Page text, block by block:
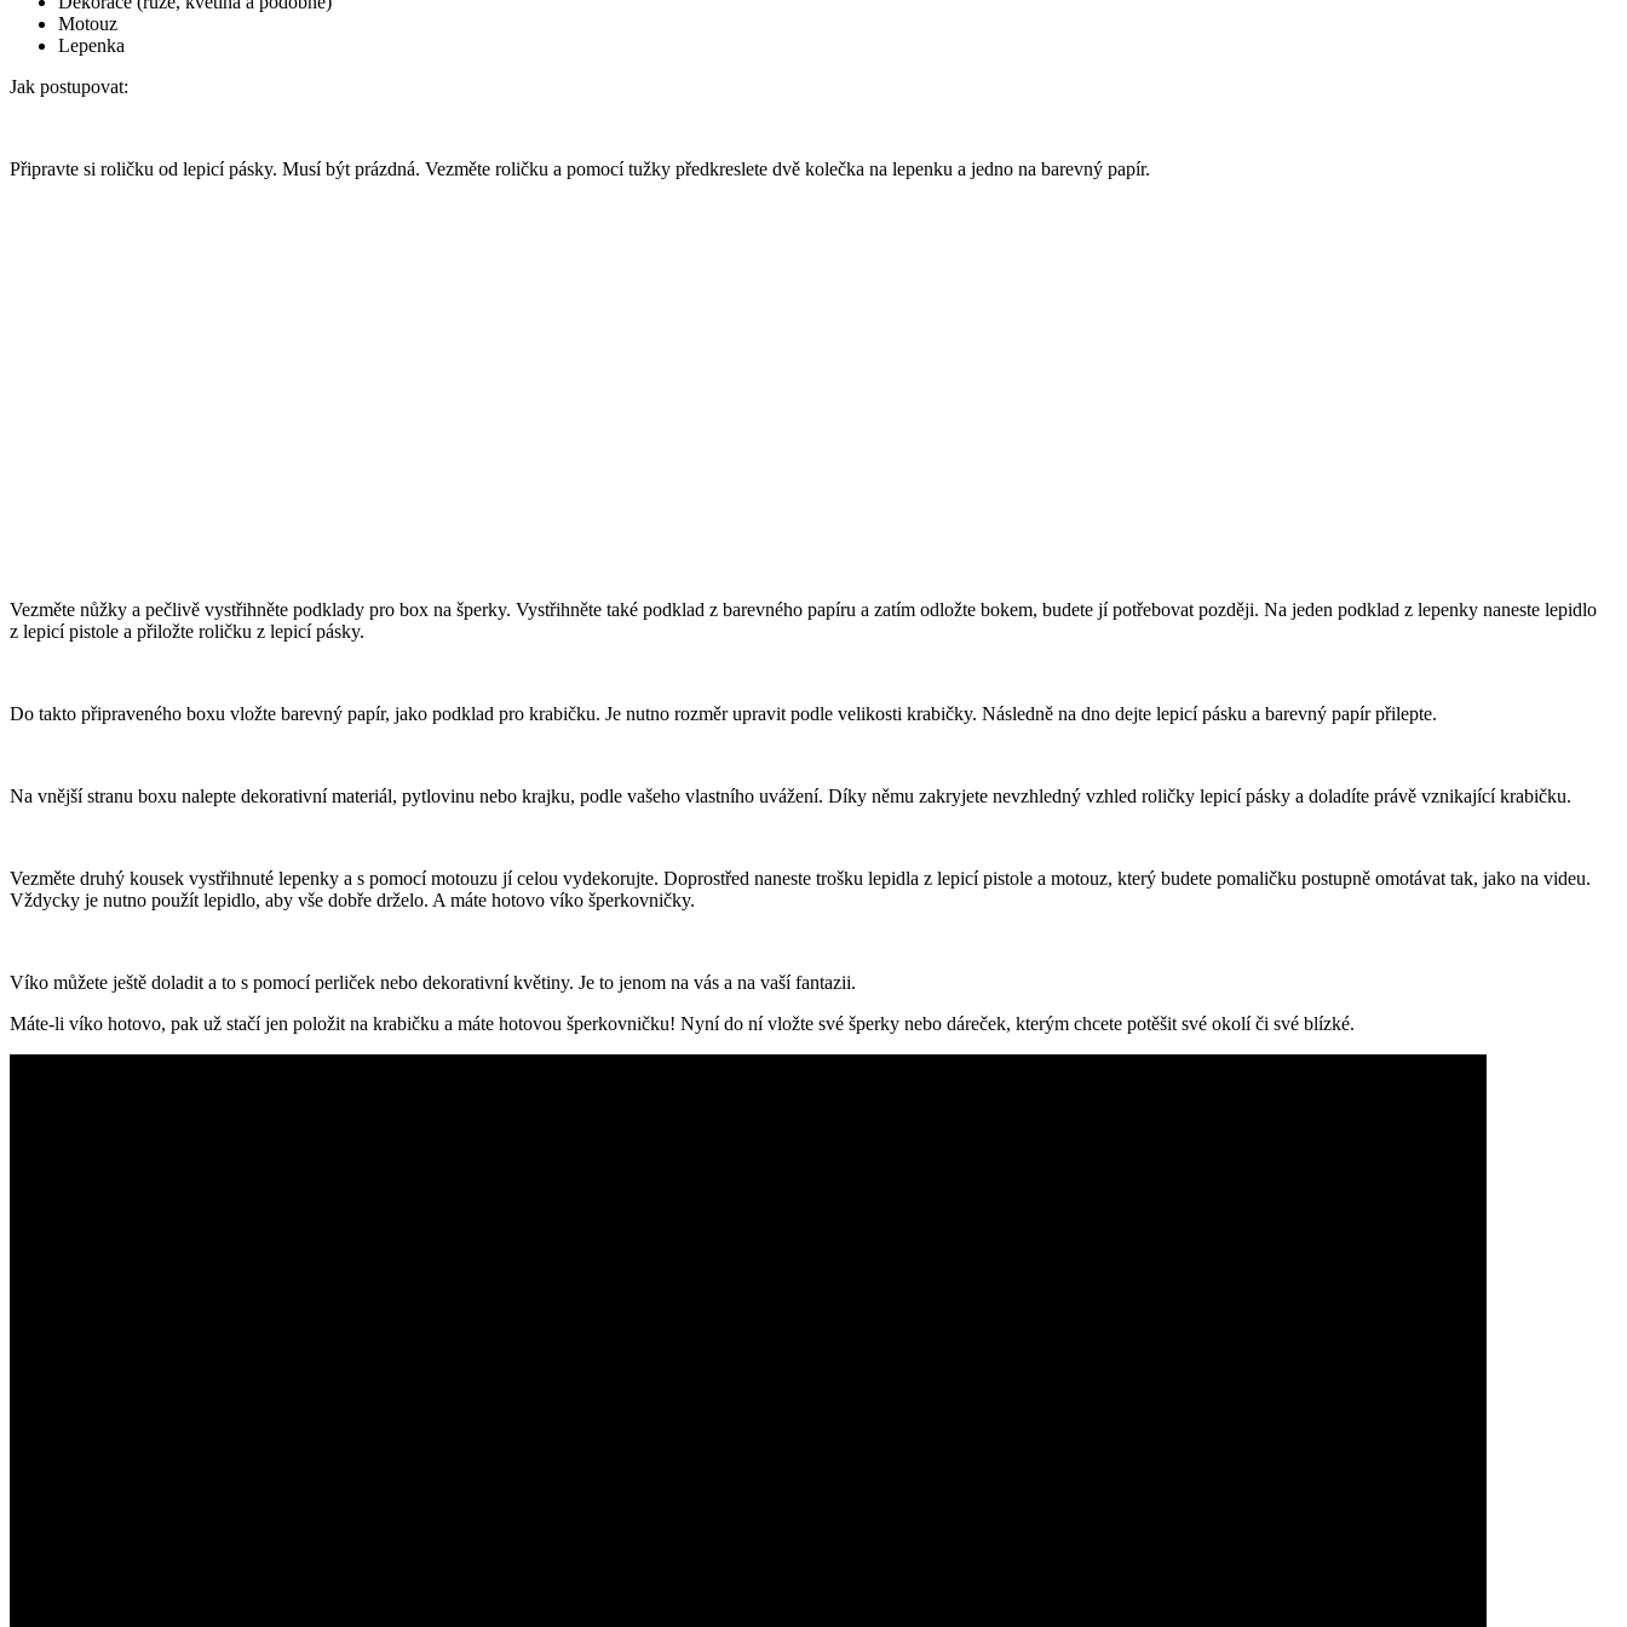
Motouz
Lepenka
Jak postupovat:
Připravte si roličku od lepicí pásky. Musí být prázdná. Vezměte roličku a pomocí tužky předkreslete dvě kolečka na lepenku a jedno na barevný papír.
Vezměte nůžky a pečlivě vystřihněte podklady pro box na šperky. Vystřihněte také podklad z barevného papíru a zatím odložte bokem, budete jí potřebovat později. Na jeden podklad z lepenky naneste lepidlo
z lepicí pistole a přiložte roličku z lepicí pásky.
Do takto připraveného boxu vložte barevný papír, jako podklad pro krabičku. Je nutno rozměr upravit podle velikosti krabičky. Následně na dno dejte lepicí pásku a barevný papír přilepte.
Na vnější stranu boxu nalepte dekorativní materiál, pytlovinu nebo krajku, podle vašeho vlastního uvážení. Díky němu zakryjete nevzhledný vzhled roličky lepicí pásky a doladíte právě vznikající krabičku.
Vezměte druhý kousek vystřihnuté lepenky a s pomocí motouzu jí celou vydekorujte. Doprostřed naneste trošku lepidla z lepicí pistole a motouz, který budete pomaličku postupně omotávat tak, jako na videu.
Vždycky je nutno použít lepidlo, aby vše dobře drželo. A máte hotovo víko šperkovničky.
Víko můžete ještě doladit a to s pomocí perliček nebo dekorativní květiny. Je to jenom na vás a na vaší fantazii.
Máte-li víko hotovo, pak už stačí jen položit na krabičku a máte hotovou šperkovničku! Nyní do ní vložte své šperky nebo dáreček, kterým chcete potěšit své okolí či své blízké.